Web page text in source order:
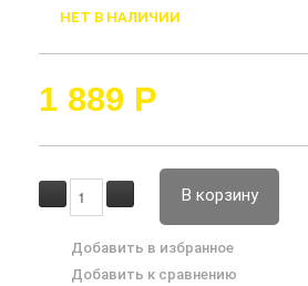
НЕТ В НАЛИЧИИ
1 889 Р
В корзину
Добавить в избранное
Добавить к сравнению